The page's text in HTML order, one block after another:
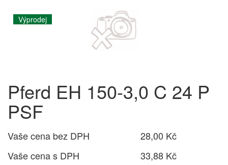
Výprodej
Pferd EH 150-3,0 C 24 P
PSF
Vaše cena bez DPH
28,00 Kč
Vaše cena s DPH
33,88 Kč